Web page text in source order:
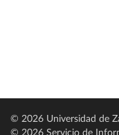
© 2026 Universidad de
© 2026 Servicio de